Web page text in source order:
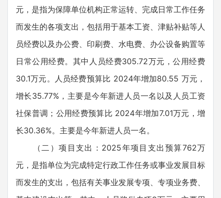
元，是指为保障单位机构正常运转、完成日常工作任务
而发生的各项支出，包括用于基本工资、津贴补贴等人
员经费以及办公费、印刷费、水电费、办公设备购置等
日常公用经费。其中人员经费305.72万元，公用经费
30.1万元。人员经费预算比 2024年增加80.55 万元，
增长35.77%，主要是今年新进人员一名以及人员工资
社保普调；公用经费预算比 2024年增加7.01万元，增
长30.36%。主要是今年新进人员一名。
（二）项目支出：2025年项目支出预算762万
元，是指单位为完成特定行政工作任务或事业发展目标
而发生的支出，包括有关事业发展专项、专项业务费、